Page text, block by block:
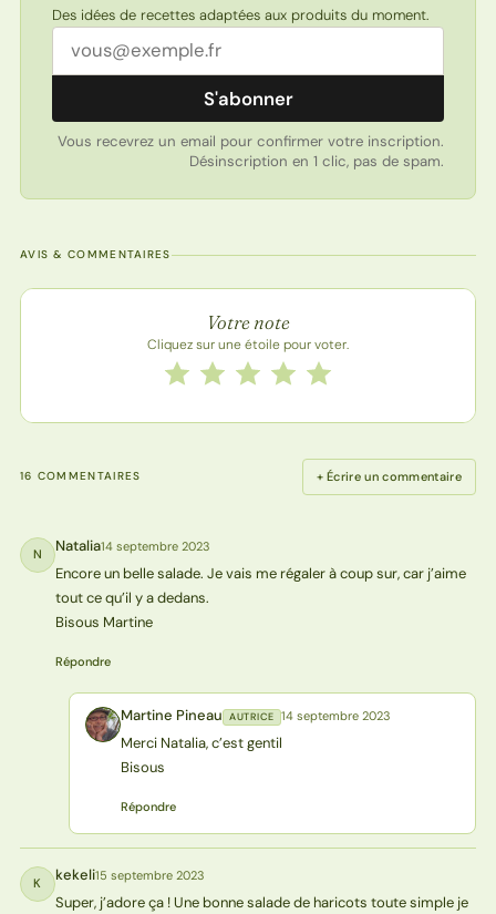
Des idées de recettes adaptées aux produits du moment.
Adresse email
S'abonner
Vous recevrez un email pour confirmer votre inscription.
Désinscription en 1 clic, pas de spam.
AVIS & COMMENTAIRES
Note de la recette
Votre note
Cliquez sur une étoile pour voter.
Notez cette recette de 1 à 5 étoiles
5 étoiles
4 étoiles
3 étoiles
2 étoiles
1 étoile
16 COMMENTAIRES + Écrire un commentaire
N Natalia14 septembre 2023
Encore un belle salade. Je vais me régaler à coup sur, car j’aime
tout ce qu’il y a dedans.
Bisous Martine
Répondre
MP Martine Pineau AUTRICE 14 septembre 2023
Merci Natalia, c’est gentil
Bisous
Répondre
K kekeli15 septembre 2023
Super, j’adore ça ! Une bonne salade de haricots toute simple je